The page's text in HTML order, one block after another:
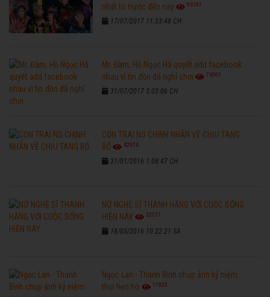
nhất từ trước đến nay
96197
17/07/2017 11:33:48 CH
Mr. Đàm, Hồ Ngọc Hà quyết add facebook
nhau vì tin đồn đã nghỉ chơi
76301
31/07/2017 5:03:06 CH
CON TRAI NS CHINH NHẪN VỀ CHỊU TANG
BỐ
42974
31/01/2016 1:08:47 CH
NỮ NGHỆ SĨ THANH HẰNG VỚI CUỘC SỐNG
HIỆN NAY
32577
18/05/2016 10:22:21 SA
Ngọc Lan - Thanh Bình chụp ảnh kỷ niệm
thời hẹn hò
17822